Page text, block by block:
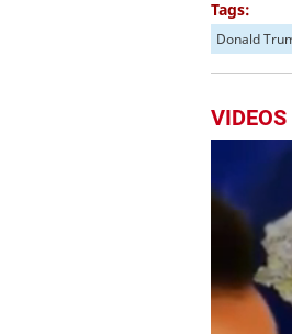
Tags:
Donald